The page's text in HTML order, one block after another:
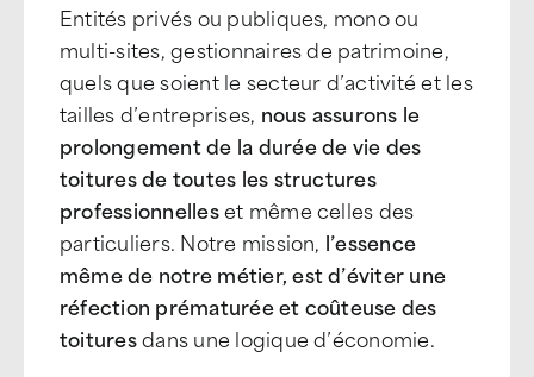
Entités privés ou publiques, mono ou
multi-sites, gestionnaires de patrimoine,
quels que soient le secteur d’activité et les
tailles d’entreprises, nous assurons le
prolongement de la durée de vie des
toitures de toutes les structures
professionnelleset même celles des
particuliers. Notre mission, l’essence
même de notre métier, est d’éviter une
réfection prématurée et coûteuse des
toituresdans une logique d’économie.